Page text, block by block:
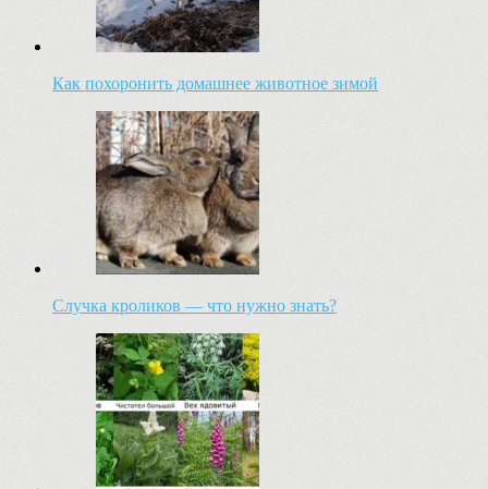
Как похоронить домашнее животное зимой
Случка кроликов — что нужно знать?